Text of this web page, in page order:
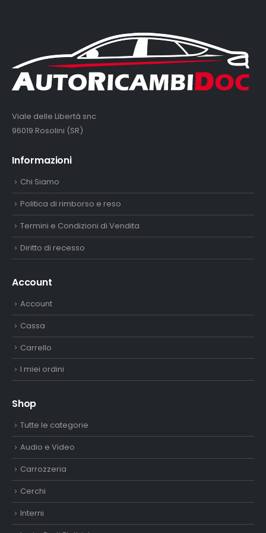
Viale delle Libertà snc
96019 Rosolini (SR)
Informazioni
Chi Siamo
Politica di rimborso e reso
Termini e Condizioni di Vendita
Diritto di recesso
Account
Account
Cassa
Carrello
I miei ordini
Shop
Tutte le categorie
Audio e Video
Carrozzeria
Cerchi
Interni